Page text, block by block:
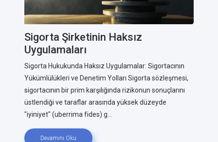
Sigorta Şirketinin Haksız
Uygulamaları
Sigorta Hukukunda Haksız Uygulamalar: Sigortacının
Yükümlülükleri ve Denetim Yolları Sigorta sözleşmesi,
sigortacının bir prim karşılığında rizikonun sonuçlarını
üstlendiği ve taraflar arasında yüksek düzeyde
"iyiniyet" (uberrima fides) g...
Devamını Oku